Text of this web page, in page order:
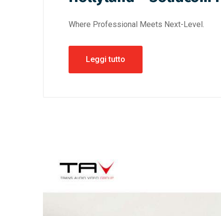
Where Professional Meets Next-Level.
Leggi tutto